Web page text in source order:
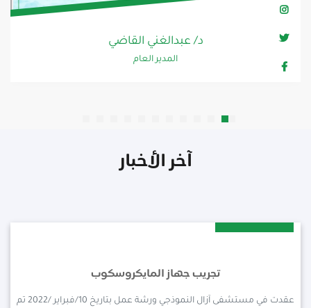
د/ عبدالغني القاضي
المدير العام
آخر الأخبار
2024-30-Jan
تجريب جهاز المايكروسكوب
عقدت في مستشفى آزال النموذجي ورشة عمل بتاريخ 10/فبراير /2022 تم